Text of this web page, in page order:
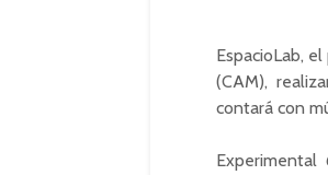
EspacioLab,
(CAM),
contará con